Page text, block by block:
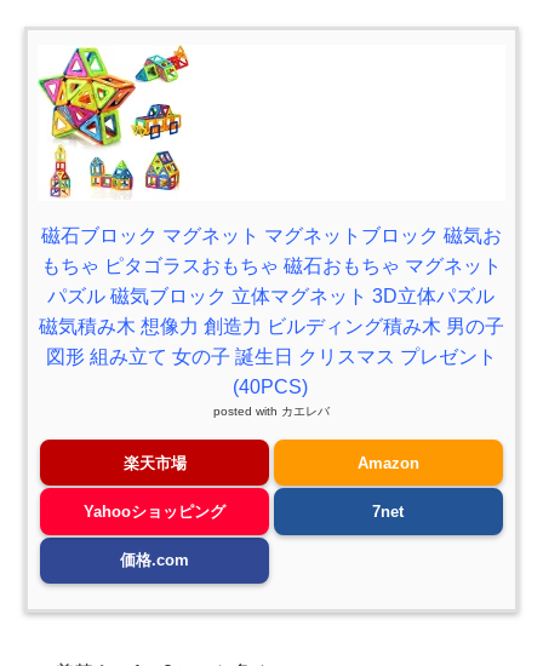
磁石ブロック マグネット マグネットブロック 磁気お
もちゃ ピタゴラスおもちゃ 磁石おもちゃ マグネット
パズル 磁気ブロック 立体マグネット 3D立体パズル
磁気積み木 想像力 創造力 ビルディング積み木 男の子
図形 組み立て 女の子 誕生日 クリスマス プレゼント
(40PCS)
posted with カエレバ
楽天市場 Amazon
Yahooショッピング 7net
価格.com